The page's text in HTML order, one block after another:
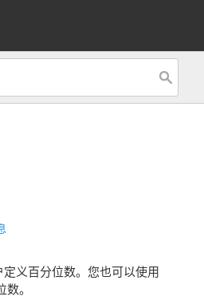
义百分位数。您也可以使用
。